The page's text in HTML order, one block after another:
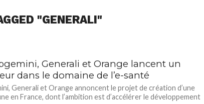
"GENERALI"
Generali et Orange lancent un
dans le domaine de l’e-santé
Generali et Orange annoncent le projet de création d’une
en France, dont l’ambition est d’accélérer le développement